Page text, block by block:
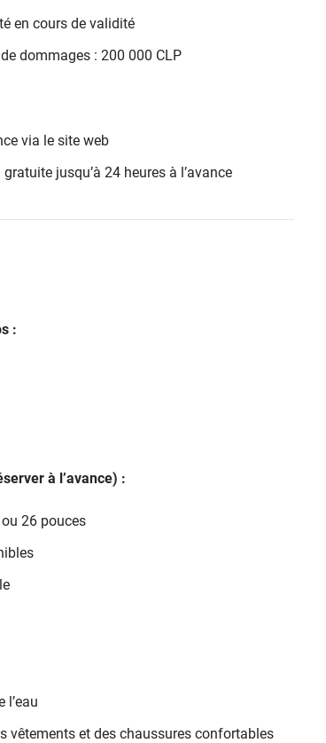
en cours de validité
dommages : 200 000 CLP
via le site web
jusqu’à 24 heures à l’avance
:
à l’avance) :
26 pouces
l’eau
vêtements et des chaussures confortables